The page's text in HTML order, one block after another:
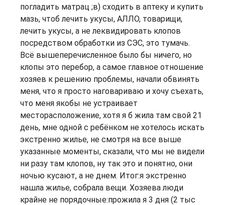
погладить матрац ;в) сходить в аптеку и купить
мазь, чтоб лечить укусы, АЛЛО, товарищи,
лечить укусы, а не леквидировать клопов
посредством обработки из СЭС, это тумачь.
Всё вышеперечисленное было бы ничего, но
клопы это перебор, а самое главное отношение
хозяев к решению проблемы, начали обвинять
меня, что я просто наговариваю и хочу съехать,
что меня якобы не устраивает
месторасположение, хотя я б жила там свой 21
день, мне одной с ребёнком не хотелось искать
экстренно жилье, не смотря на все выше
указанные моменты, сказали, что мы не видели
ни разу там клопов, ну так это и понятно, они
ночью кусают, а не днем. Итог:я экстренно
нашла жилье, собрала вещи. Хозяева люди
крайне не порядочные:прожила я 3 дня (2 тыс